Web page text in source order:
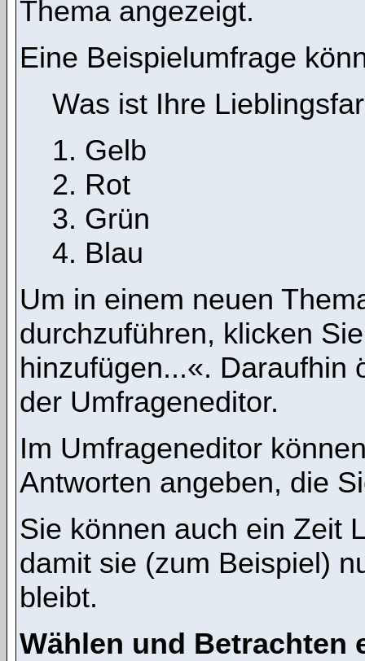
Thema angezeigt.
Eine Beispielumfrage
Was ist Ihre
Gelb
Rot
Grün
Blau
Um in einem neuen
durchzuführen, klicken
hinzufügen...«. Daraufhin
der Umfrageneditor.
Im Umfrageneditor
Antworten angeben, die
Sie können auch ein Zeit
damit sie (zum Beispiel)
bleibt.
Wählen und Betrachten